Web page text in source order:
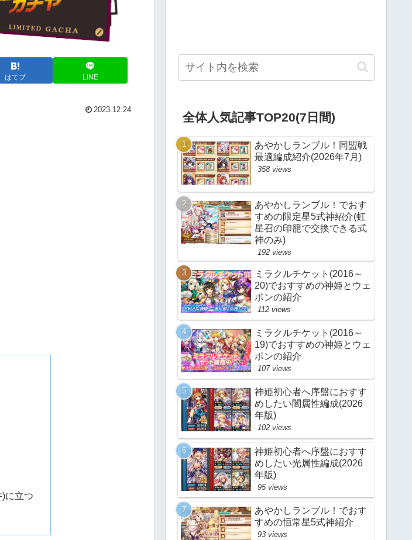
はてブ LINE
2023.12.24
に立つ
全体人気記事TOP20(7日間)
あやかしランブル！同盟戦
最適編成紹介(2026年7月)
358 views
あやかしランブル！でおす
すめの限定星5式神紹介(虹
星召の印籠で交換できる式
神のみ)
192 views
ミラクルチケット(2016～
20)でおすすめの神姫とウェ
ポンの紹介
112 views
ミラクルチケット(2016～
19)でおすすめの神姫とウェ
ポンの紹介
107 views
神姫初心者へ序盤におすす
めしたい闇属性編成(2026
年版)
102 views
神姫初心者へ序盤におすす
めしたい光属性編成(2026
年版)
95 views
あやかしランブル！でおす
すめの恒常星5式神紹介
93 views